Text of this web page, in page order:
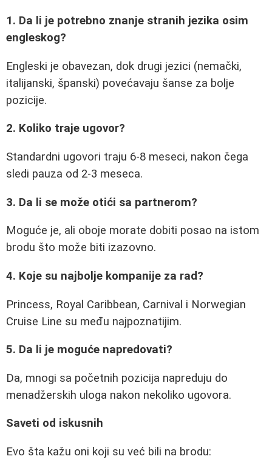
1. Da li je potrebno znanje stranih jezika osim
engleskog?
Engleski je obavezan, dok drugi jezici (nemački,
italijanski, španski) povećavaju šanse za bolje
pozicije.
2. Koliko traje ugovor?
Standardni ugovori traju 6-8 meseci, nakon čega
sledi pauza od 2-3 meseca.
3. Da li se može otići sa partnerom?
Moguće je, ali oboje morate dobiti posao na istom
brodu što može biti izazovno.
4. Koje su najbolje kompanije za rad?
Princess, Royal Caribbean, Carnival i Norwegian
Cruise Line su među najpoznatijim.
5. Da li je moguće napredovati?
Da, mnogi sa početnih pozicija napreduju do
menadžerskih uloga nakon nekoliko ugovora.
Saveti od iskusnih
Evo šta kažu oni koji su već bili na brodu: